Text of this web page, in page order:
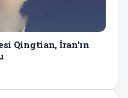
Qingtian, İran'ın